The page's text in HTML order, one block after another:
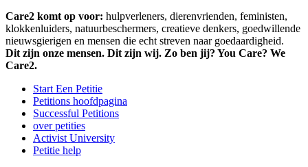
Care2 komt op voor: hulpverleners, dierenvrienden, feministen,
klokkenluiders, natuurbeschermers, creatieve denkers, goedwillende
nieuwsgierigen en mensen die echt streven naar goedaardigheid.
Dit zijn onze mensen. Dit zijn wij. Zo ben jij? You Care? We
Care2.
Start Een Petitie
Petitions hoofdpagina
Successful Petitions
over petities
Activist University
Petitie help